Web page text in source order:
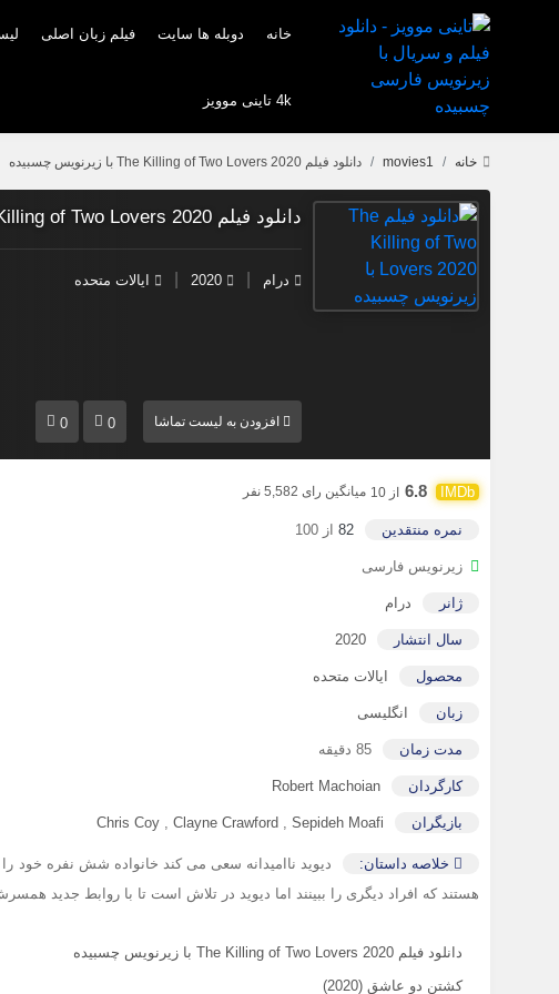
خانه دوبله ها سایت فیلم زبان اصلی
4k تاینی موویز
خانه movies1 دانلود فیلم The Killing of Two Lovers 2020 با زیرنویس چسبیده
دانلود فیلم The Killing of Two Lovers 2020 با زیرنویس چسبیده
درام 2020 ایالات متحده
افزودن به لیست تماشا 0
0
6.8 از 10 میانگین رای 5,582 نفر
نمره منتقدین 82 از 100
زیرنویس فارسی
ژانر درام
سال انتشار 2020
محصول ایالات متحده
زبان انگلیسی
مدت زمان 85 دقیقه
کارگردان Robert Machoian
بازیگران Chris Coy , Clayne Crawford , Sepideh Moafi
خلاصه داستان:
دیوید ناامیدانه سعی می کند خانواده شش نفره خود
هستند که افراد دیگری را ببینند اما دیوید در تلاش است تا با روابط جدید
دانلود فیلم The Killing of Two Lovers 2020 با زیرنویس چسبیده
کشتن دو عاشق (2020)